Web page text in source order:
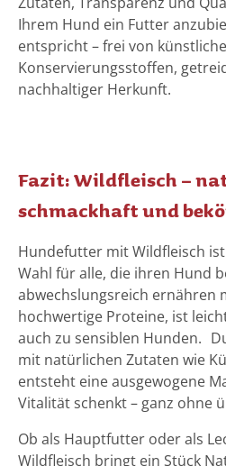
Ihrem Hund ein Futter
entspricht – frei von
Konservierungsstoffen,
nachhaltiger Herkunft.
Fazit: Wildfleisch –
schmackhaft und
Hundefutter mit Wildfleisch
Wahl für alle, die ihren Hund
abwechslungsreich ernähren
hochwertige Proteine, ist
auch zu sensiblen Hunden.
mit natürlichen Zutaten wie
entsteht eine ausgewogene
Vitalität schenkt – ganz ohne
Ob als Hauptfutter oder als
Wildfleisch bringt ein Stück